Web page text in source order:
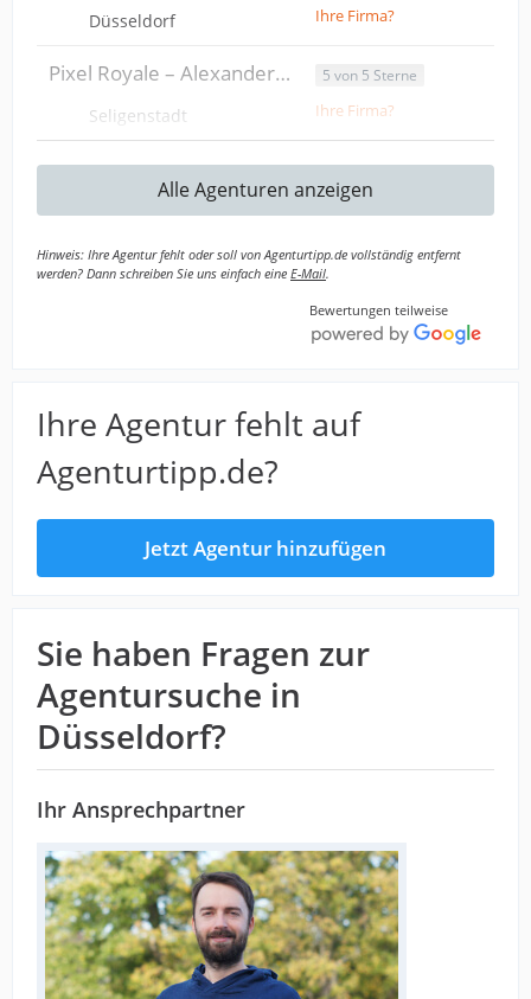
Düsseldorf Ihre Firma?
Pixel Royale – Alexander Hacke
Seligenstadt
5 von 5 Sterne
Ihre Firma?
Alle Agenturen anzeigen
Hinweis: Ihre Agentur fehlt oder soll von Agenturtipp.de vollständig entfernt
werden? Dann schreiben Sie uns einfach eine E-Mail.
Bewertungen teilweise
Ihre Agentur fehlt auf
Agenturtipp.de?
Jetzt Agentur hinzufügen
Sie haben Fragen zur
Agentursuche in
Düsseldorf?
Ihr Ansprechpartner